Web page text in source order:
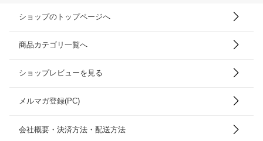
ショップのトップページへ
商品カテゴリ一覧へ
ショップレビューを見る
メルマガ登録(PC)
会社概要・決済方法・配送方法